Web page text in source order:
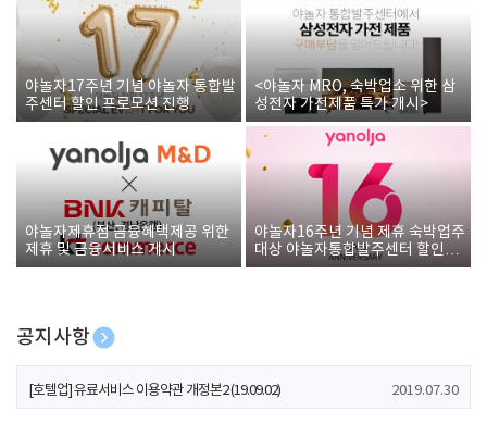
야놀자17주년 기념 야놀자 통합발
주센터 할인 프로모션 진행
<야놀자 MRO, 숙박업소 위한 삼
성전자 가전제품 특가 개시>
야놀자제휴점 금융혜택제공 위한
제휴 및 금융서비스 게시
야놀자16주년 기념 제휴 숙박업주
대상 야놀자통합발주센터 할인쿠
폰 증정
공지사항
[호텔업] 개인정보 처리방침 개정본1 (19.09.02)
[호텔업] 유료서비스 이용약관 개정본2 (19.09.02) 2019.07.30